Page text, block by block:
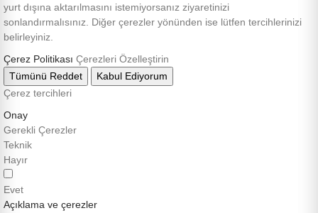
yurt dışına aktarılmasını istemiyorsanız ziyaretinizi
sonlandırmalısınız. Diğer çerezler yönünden ise lütfen tercihlerinizi
belirleyiniz.
Çerez Politikası Çerezleri Özelleştirin
Tümünü Reddet
Kabul Ediyorum
Çerez tercihleri
Onay
Gerekli Çerezler
Teknik
Hayır
Evet
Açıklama ve çerezler